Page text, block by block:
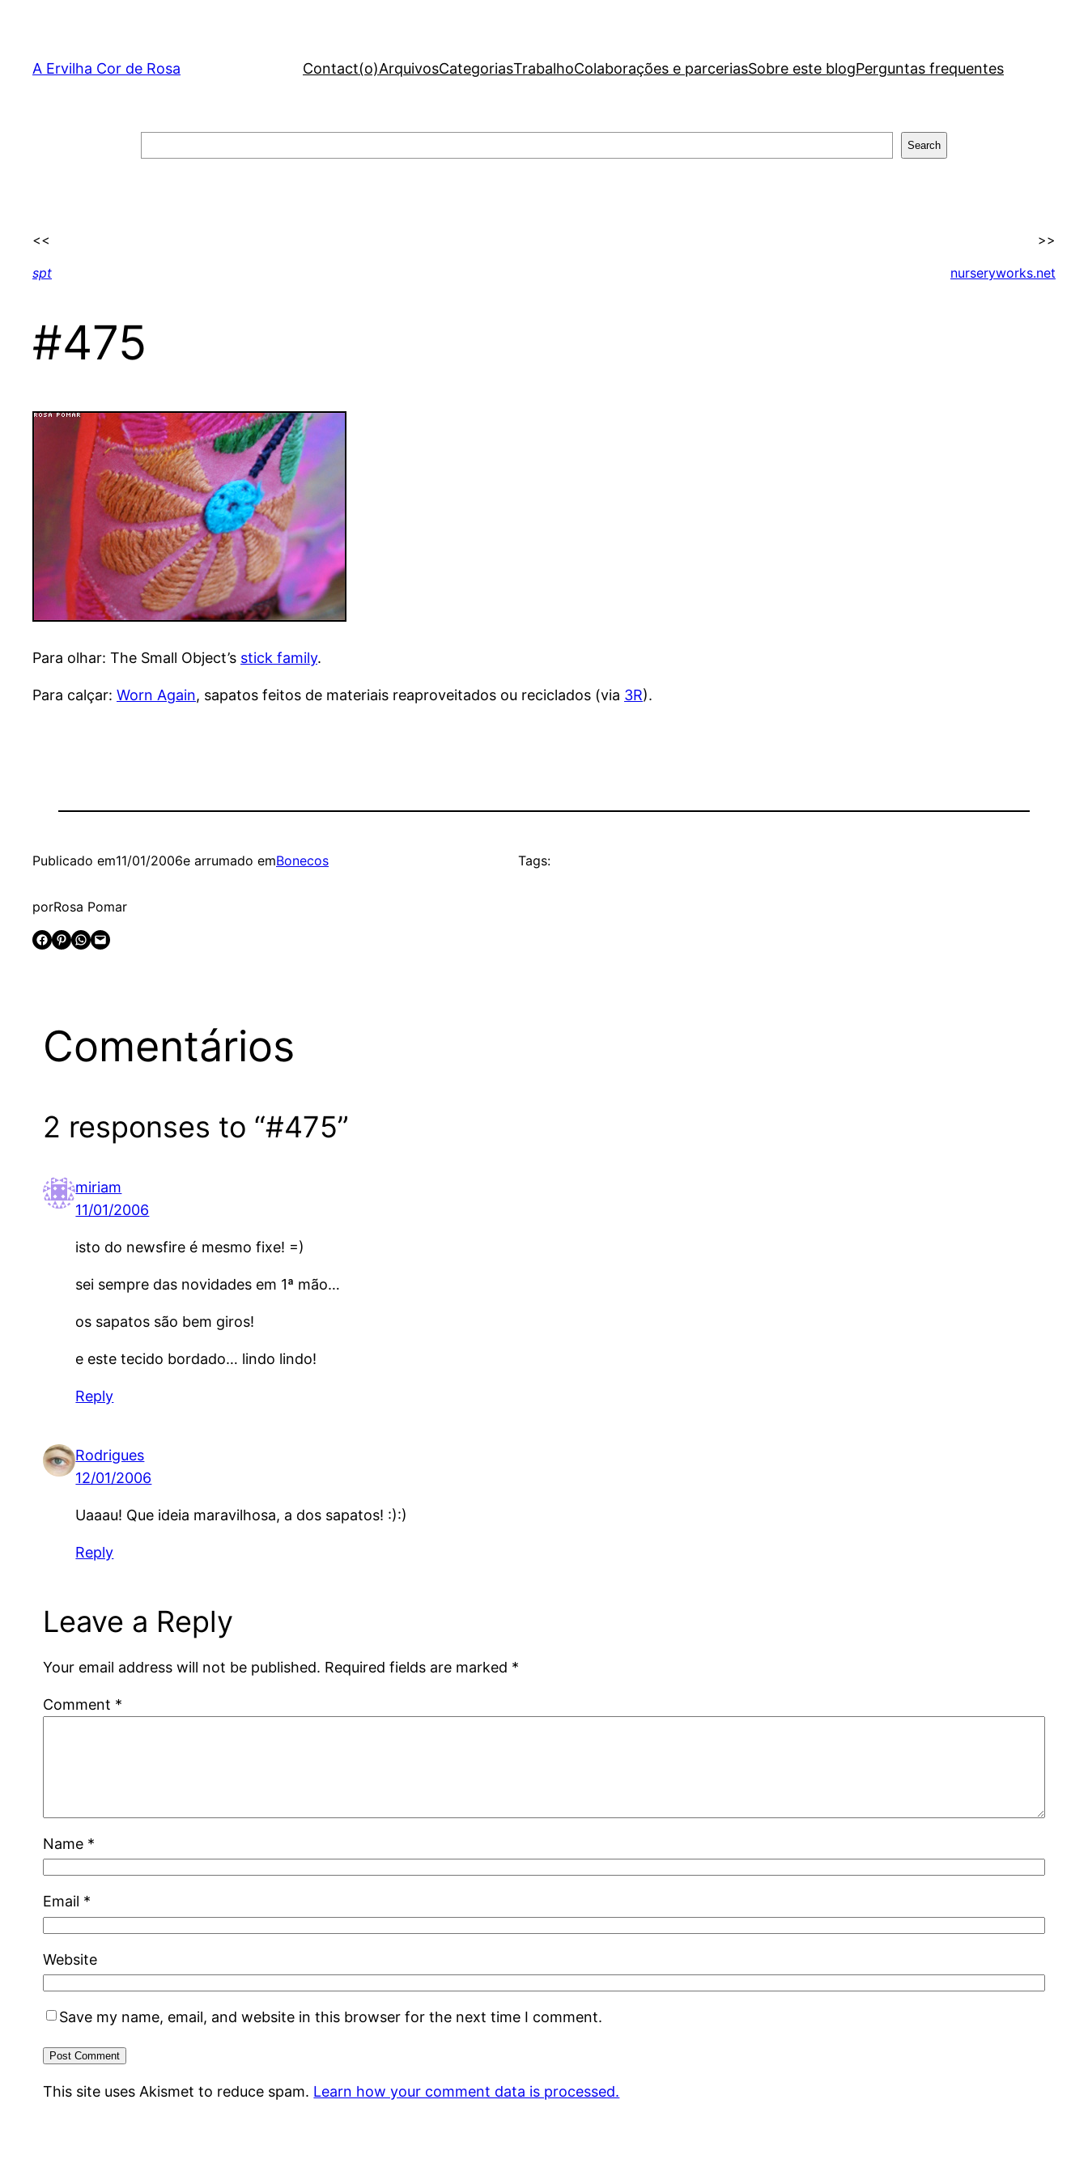
content
A Ervilha Cor de Rosa Contact(o)ArquivosCategoriasTrabalhoColaborações e parceriasSobre este blogPerguntas frequentes
Search
<<
spt
>>
nurseryworks.net
#475
Para olhar: The Small Object’s stick family.
Para calçar: Worn Again, sapatos feitos de materiais reaproveitados ou reciclados (via 3R).
Publicado em11/01/2006e arrumado emBonecos
porRosa Pomar
Share on Facebook
Share on Pinterest Share on WhatsApp Email this Page
Tags:
Comentários
2 responses to “#475”
miriam
11/01/2006
isto do newsfire é mesmo fixe! =)
sei sempre das novidades em 1ª mão…
os sapatos são bem giros!
e este tecido bordado… lindo lindo!
Reply
Rodrigues
12/01/2006
Uaaau! Que ideia maravilhosa, a dos sapatos! :):)
Reply
Leave a Reply
Your email address will not be published. Required fields are marked *
Comment *
Name *
Email *
Website
Save my name, email, and website in this browser for the next time I comment.
This site uses Akismet to reduce spam. Learn how your comment data is processed.